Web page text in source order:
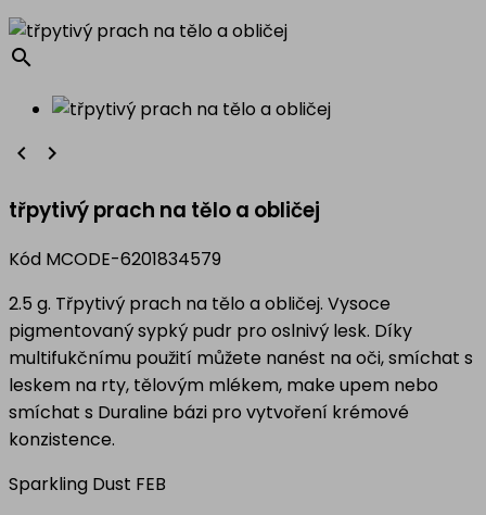
search
 
třpytivý prach na tělo a obličej
Kód MCODE-6201834579
2.5 g. Třpytivý prach na tělo a obličej. Vysoce
pigmentovaný sypký pudr pro oslnivý lesk. Díky
multifukčnímu použití můžete nanést na oči, smíchat s
leskem na rty, tělovým mlékem, make upem nebo
smíchat s Duraline bázi pro vytvoření krémové
konzistence.
Sparkling Dust FEB